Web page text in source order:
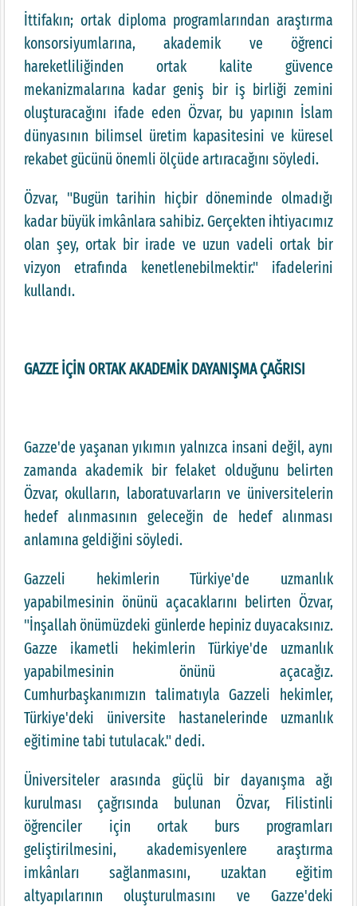
İttifakın; ortak diploma programlarından araştırma
konsorsiyumlarına, akademik ve öğrenci
hareketliliğinden ortak kalite güvence
mekanizmalarına kadar geniş bir iş birliği zemini
oluşturacağını ifade eden Özvar, bu yapının İslam
dünyasının bilimsel üretim kapasitesini ve küresel
rekabet gücünü önemli ölçüde artıracağını söyledi.
Özvar, "Bugün tarihin hiçbir döneminde olmadığı
kadar büyük imkânlara sahibiz. Gerçekten ihtiyacımız
olan şey, ortak bir irade ve uzun vadeli ortak bir
vizyon etrafında kenetlenebilmektir." ifadelerini
kullandı.
GAZZE İÇİN ORTAK AKADEMİK DAYANIŞMA ÇAĞRISI
Gazze'de yaşanan yıkımın yalnızca insani değil, aynı
zamanda akademik bir felaket olduğunu belirten
Özvar, okulların, laboratuvarların ve üniversitelerin
hedef alınmasının geleceğin de hedef alınması
anlamına geldiğini söyledi.
Gazzeli hekimlerin Türkiye'de uzmanlık
yapabilmesinin önünü açacaklarını belirten Özvar,
"İnşallah önümüzdeki günlerde hepiniz duyacaksınız.
Gazze ikametli hekimlerin Türkiye'de uzmanlık
yapabilmesinin önünü açacağız.
Cumhurbaşkanımızın talimatıyla Gazzeli hekimler,
Türkiye'deki üniversite hastanelerinde uzmanlık
eğitimine tabi tutulacak." dedi.
Üniversiteler arasında güçlü bir dayanışma ağı
kurulması çağrısında bulunan Özvar, Filistinli
öğrenciler için ortak burs programları
geliştirilmesini, akademisyenlere araştırma
imkânları sağlanmasını, uzaktan eğitim
altyapılarının oluşturulmasını ve Gazze'deki